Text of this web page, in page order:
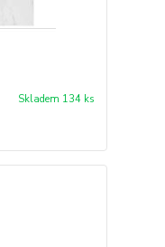
Skladem 134 ks